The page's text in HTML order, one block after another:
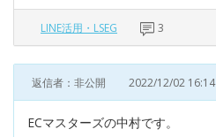
LINE活用・LSEG 3
返信者：非公開 2022/12/02 16:14
ECマスターズの中村です。